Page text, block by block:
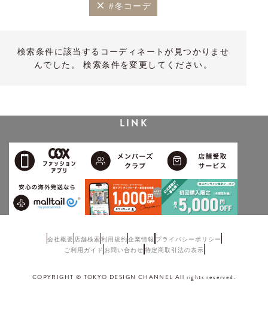
#冬コーデ
検索条件に該当するコーディネートが見つかりませ
んでした。 検索条件を変更してください。
LINK
会社概要 店舗検索利用規約企業情報 プライバシーポリシー
ご利用ガイド お問い合わせ 特定商取引法の表示
COPYRIGHT © TOKYO DESIGN CHANNEL All rights reserved.